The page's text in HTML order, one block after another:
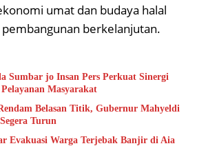
umat dan budaya halal
berkelanjutan.
Sumbar jo Insan Pers Perkuat Sinergi
Masyarakat
Belasan Titik, Gubernur Mahyeldi
Turun
Evakuasi Warga Terjebak Banjir di Aia